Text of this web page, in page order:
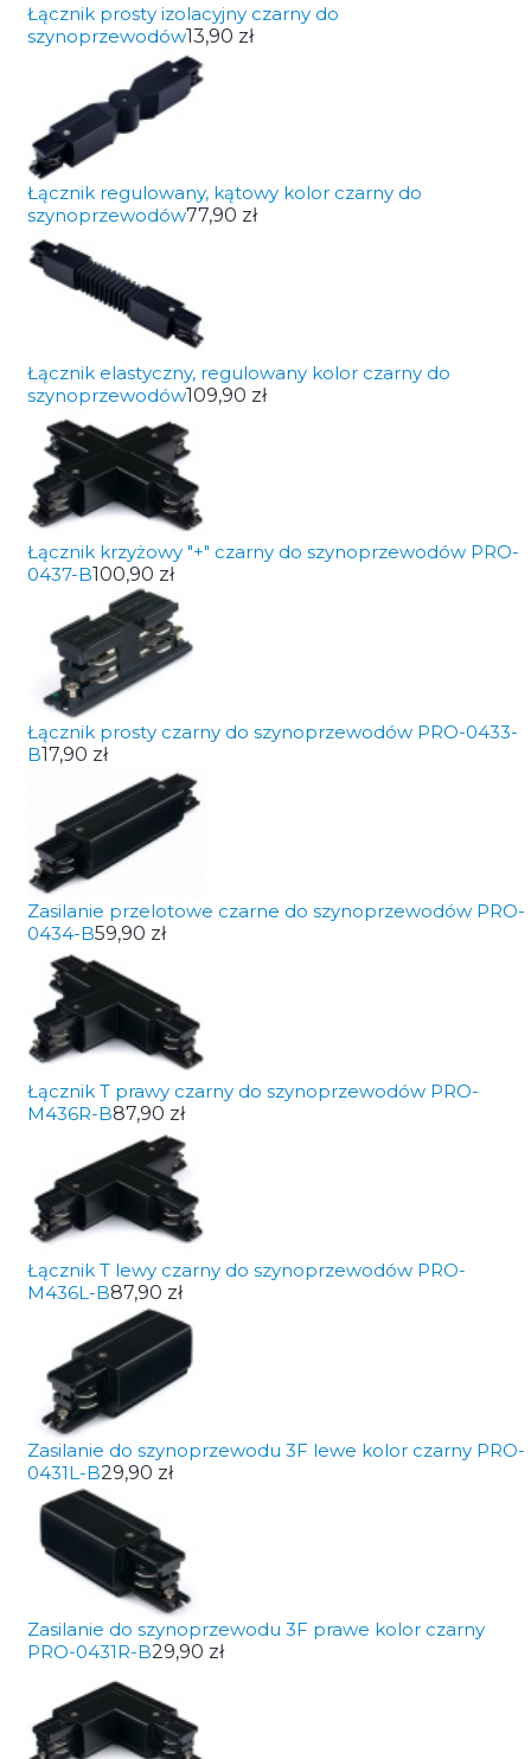
Łącznik prosty izolacyjny czarny do
szynoprzewodów13,90 zł
Łącznik regulowany, kątowy kolor czarny do
szynoprzewodów77,90 zł
Łącznik elastyczny, regulowany kolor czarny do
szynoprzewodów109,90 zł
Łącznik krzyżowy "+" czarny do szynoprzewodów PRO-
0437-B100,90 zł
Łącznik prosty czarny do szynoprzewodów PRO-0433-
B17,90 zł
Zasilanie przelotowe czarne do szynoprzewodów PRO-
0434-B59,90 zł
Łącznik T prawy czarny do szynoprzewodów PRO-
M436R-B87,90 zł
Łącznik T lewy czarny do szynoprzewodów PRO-
M436L-B87,90 zł
Zasilanie do szynoprzewodu 3F lewe kolor czarny PRO-
0431L-B29,90 zł
Zasilanie do szynoprzewodu 3F prawe kolor czarny
PRO-0431R-B29,90 zł